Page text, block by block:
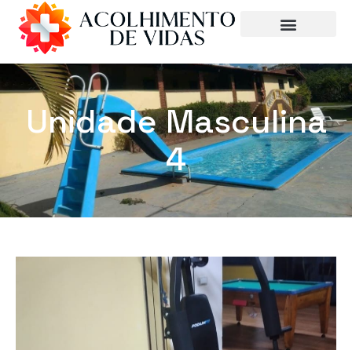
Unidade Masculina
4